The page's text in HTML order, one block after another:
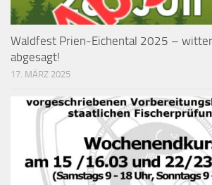
Waldfest Prien-Eichental 2025 –
abgesagt!
17. MÄRZ 2025